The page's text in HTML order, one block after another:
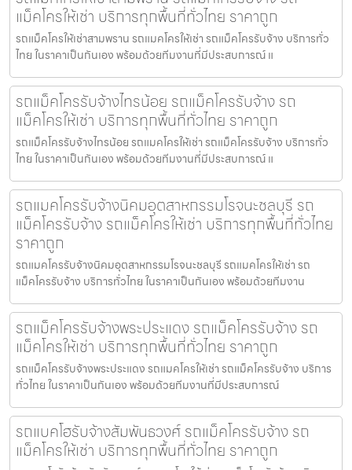
แม็คโครให้เช่า บริการทุกพื้นที่ทั่วไทย ราคาถูก
รถแม็คโครให้เช่าสามพราน รถแมคโครให้เช่า รถแม็คโครรับจ้าง บริการทั่ว
ไทย ในราคาเป็นกันเอง พร้อมด้วยทีมงานที่มีประสบการณ์ แ
รถแม็คโครรับจ้างไทรน้อย รถแม็คโครรับจ้าง รถ
แม็คโครให้เช่า บริการทุกพื้นที่ทั่วไทย ราคาถูก
รถแม็คโครรับจ้างไทรน้อย รถแมคโครให้เช่า รถแม็คโครรับจ้าง บริการทั่ว
ไทย ในราคาเป็นกันเอง พร้อมด้วยทีมงานที่มีประสบการณ์ แ
รถแมคโครรับจ้างนิคมอุตสาหกรรมโรจนะชลบุรี รถ
แม็คโครรับจ้าง รถแม็คโครให้เช่า บริการทุกพื้นที่ทั่วไทย
ราคาถูก
รถแมคโครรับจ้างนิคมอุตสาหกรรมโรจนะชลบุรี รถแมคโครให้เช่า รถ
แม็คโครรับจ้าง บริการทั่วไทย ในราคาเป็นกันเอง พร้อมด้วยทีมงาน
รถแม็คโครรับจ้างพระประแดง รถแม็คโครรับจ้าง รถ
แม็คโครให้เช่า บริการทุกพื้นที่ทั่วไทย ราคาถูก
รถแม็คโครรับจ้างพระประแดง รถแมคโครให้เช่า รถแม็คโครรับจ้าง บริการ
ทั่วไทย ในราคาเป็นกันเอง พร้อมด้วยทีมงานที่มีประสบการณ์
รถแบคโฮรับจ้างสัมพันธวงศ์ รถแม็คโครรับจ้าง รถ
แม็คโครให้เช่า บริการทุกพื้นที่ทั่วไทย ราคาถูก